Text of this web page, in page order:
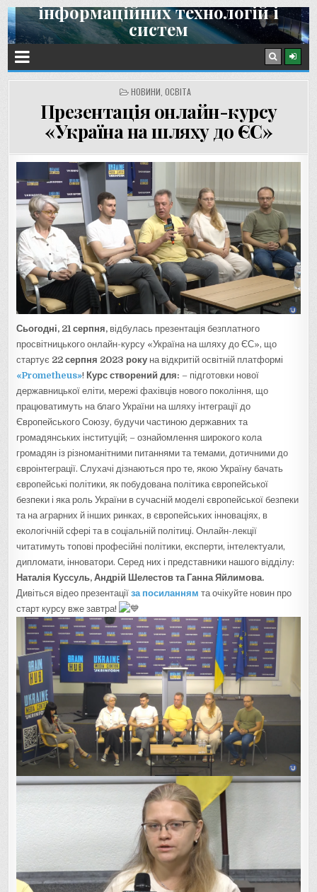
Skip
to
content
інформаційних технологій і
систем
Інститут космічних досліджень НАН України та ДКА України
POSTED
IN
НОВИНИ, ОСВІТА
Презентація онлайн-курсу
«Україна на шляху до ЄС»
Сьогодні, 21 серпня, відбулась презентація безплатного
просвітницького онлайн-курсу «Україна на шляху до ЄС», що
стартує 22 серпня 2023 року на відкритій освітній платформі
«Prometheus»! Курс створений для: – підготовки нової
державницької еліти, мережі фахівців нового покоління, що
працюватимуть на благо України на шляху інтеграції до
Європейського Союзу, будучи частиною державних та
громадянських інституцій; – ознайомлення широкого кола
громадян із різноманітними питаннями та темами, дотичними до
євроінтеграції. Слухачі дізнаються про те, якою Україну бачать
європейські політики, як побудована політика європейської
безпеки і яка роль України в сучасній моделі європейської безпеки
та на аграрних й інших ринках, в європейських інноваціях, в
екологічній сфері та в соціальній політиці. Онлайн-лекції
читатимуть топові професійні політики, експерти, інтелектуали,
дипломати, інноватори. Серед них і представники нашого відділу:
Наталія Куссуль, Андрій Шелестов та Ганна Яйлимова.
Дивіться відео презентаціїза посиланням та очікуйте новин про
старт курсу вже завтра!